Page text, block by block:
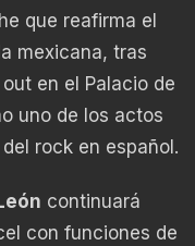
que reafirma el
mexicana, tras
en el Palacio de
uno de los actos
rock en español.
continuará
con funciones de